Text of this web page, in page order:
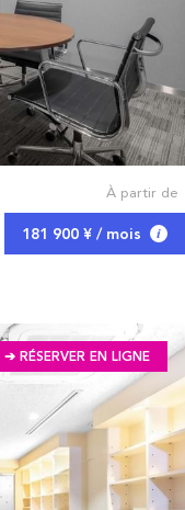
À partir de
181 900 ¥ / mois
➔ RÉSERVER EN LIGNE